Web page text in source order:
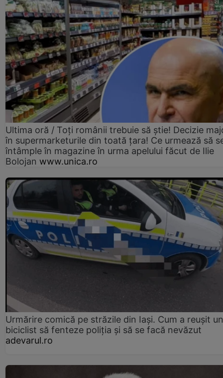
Ultima oră / Toți românii trebuie să știe! Decizie
în supermarketurile din toată țara! Ce urmează să
întâmple în magazine în urma apelului făcut de Ilie
Bolojan www.unica.ro
Urmărire comică pe străzile din Iași. Cum a reușit un
biciclist să fenteze poliția și să se facă nevăzut
adevarul.ro